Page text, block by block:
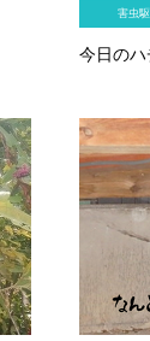
害虫
今日の